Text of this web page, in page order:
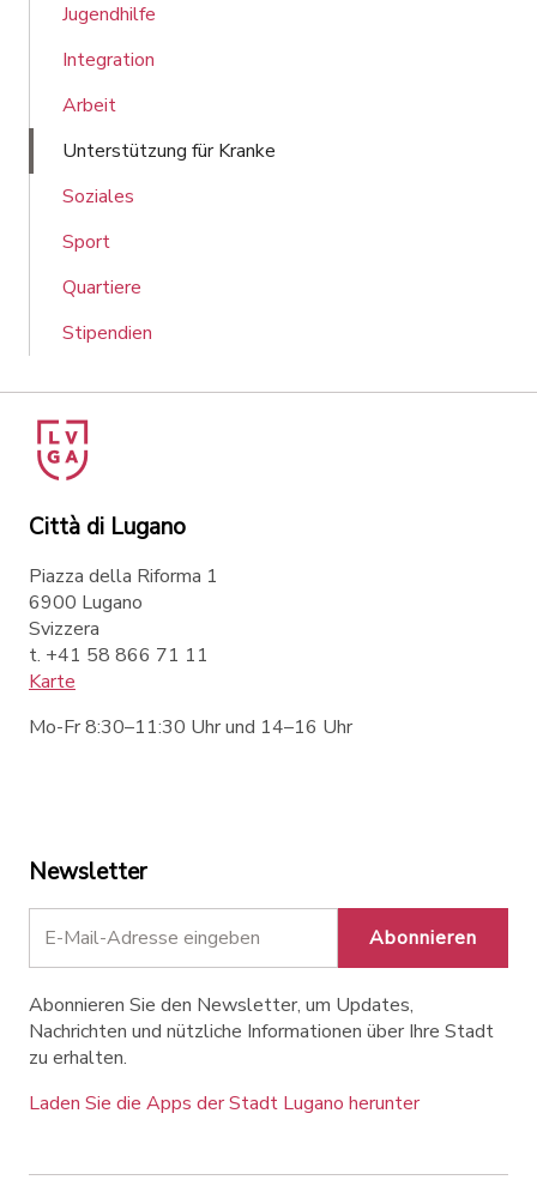
Jugendhilfe
Integration
Arbeit
Unterstützung für Kranke
Soziales
Sport
Quartiere
Stipendien
Città di Lugano
Piazza della Riforma 1
6900 Lugano
Svizzera
t. +41 58 866 71 11
Karte
Mo-Fr 8:30–11:30 Uhr und 14–16 Uhr
Newsletter
Abonnieren
Abonnieren Sie den Newsletter, um Updates,
Nachrichten und nützliche Informationen über Ihre Stadt
zu erhalten.
Laden Sie die Apps der Stadt Lugano herunter